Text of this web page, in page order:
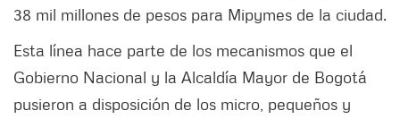
38 mil millones de pesos para Mipymes de la ciudad.
Esta línea hace parte de los mecanismos que el
Gobierno Nacional y la Alcaldía Mayor de Bogotá
pusieron a disposición de los micro, pequeños y